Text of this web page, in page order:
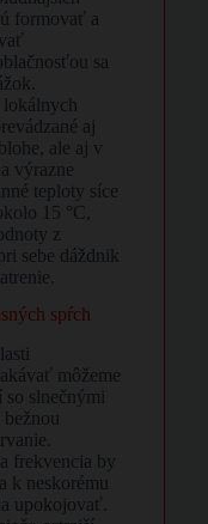
formovať a
sa
aj
ale aj v
výrazne
teploty síce
15 °C,
z
sebe dáždnik
spŕch
môžeme
so slnečnými
frekvencia by
k neskorému
upokojovať.